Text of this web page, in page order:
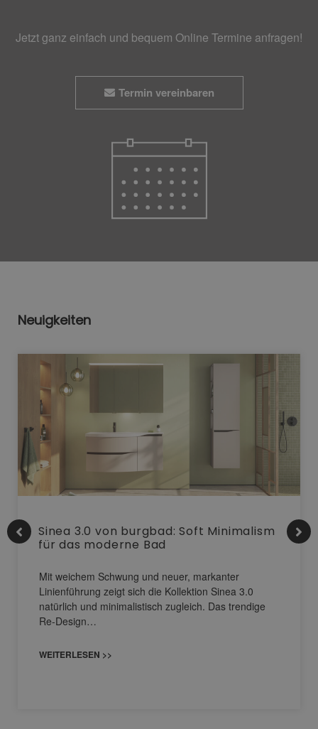
Jetzt ganz einfach und bequem Online Termine anfragen!
Termin vereinbaren
Neuigkeiten
Sinea 3.0 von burgbad: Soft Minimalism
für das moderne Bad
Mit weichem Schwung und neuer, markanter
Linienführung zeigt sich die Kollektion Sinea 3.0
natürlich und minimalistisch zugleich. Das trendige
Re-Design…
WEITERLESEN >>